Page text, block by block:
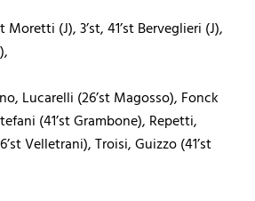
Moretti (J), 3’st, 41’st Berveglieri (J),
Lucarelli (26’st Magosso), Fonck
(41’st Grambone), Repetti,
Velletrani), Troisi, Guizzo (41’st